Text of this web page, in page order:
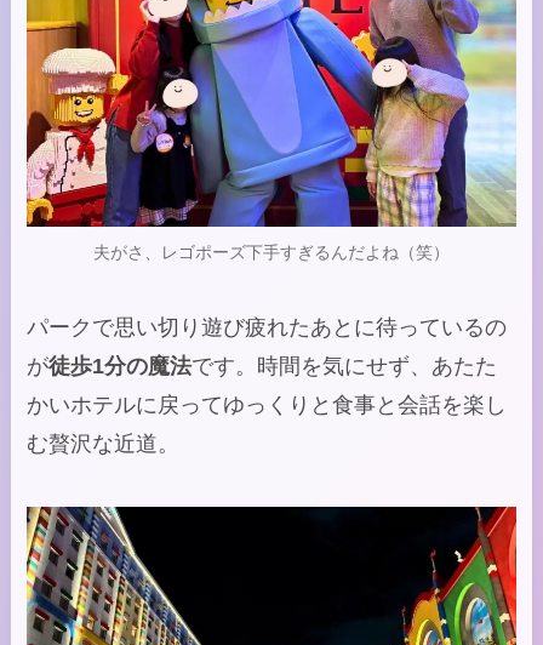
夫がさ、レゴポーズ下手すぎるんだよね（笑）
パークで思い切り遊び疲れたあとに待っているの
が徒歩1分の魔法です。時間を気にせず、あたた
かいホテルに戻ってゆっくりと食事と会話を楽し
む贅沢な近道。